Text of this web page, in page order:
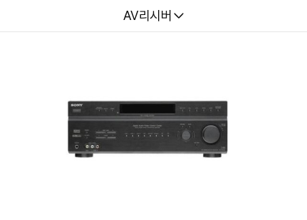
다나와
AV리시버